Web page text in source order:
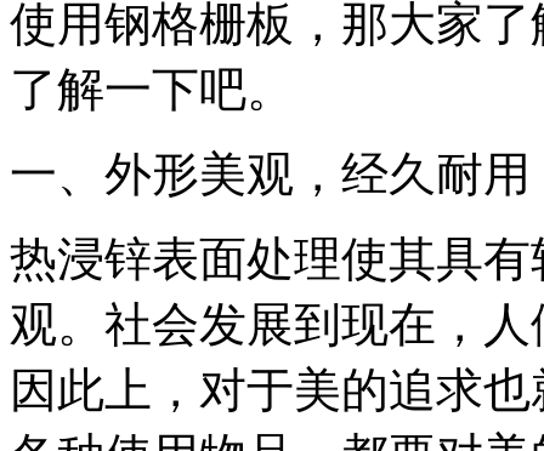
使用钢格栅板，那大家
了解一下吧。
一、外形美观，经久耐用
热浸锌表面处理使其具
观。社会发展到现在，
因此上，对于美的追求